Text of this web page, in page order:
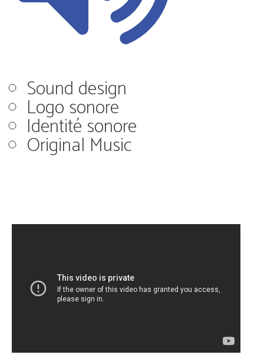
Sound design
Logo sonore
Identité sonore
Original Music